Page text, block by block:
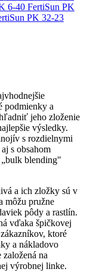
6-40 FertiSun PK
PK 32-23
podmienky a
jeho zloženie
výsledky.
s rozdielnymi
s obsahom
blending"
a ich zložky sú v
môžu pružne
pôdy a rastlín.
vďaka špičkovej
ktoré
a nákladovo
na
výrobnej linke.